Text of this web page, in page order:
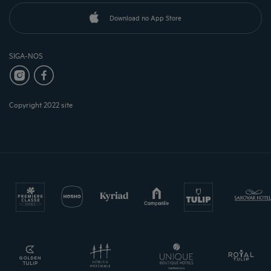
Download no App Store
SIGA-NOS
Copyright 2022 site